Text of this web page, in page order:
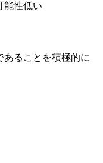
能性低い
ることを積極的に